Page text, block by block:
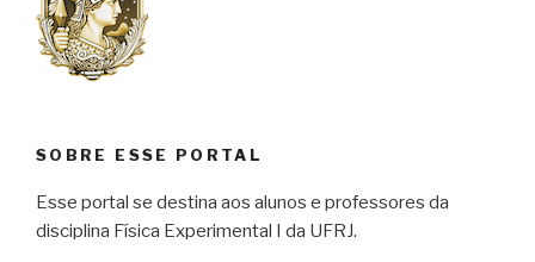
SOBRE ESSE PORTAL
Esse portal se destina aos alunos e professores da
disciplina Física Experimental I da UFRJ.